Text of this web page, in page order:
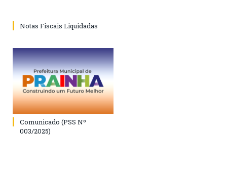
Notas Fiscais Liquidadas
Comunicado (PSS Nº
003/2025)